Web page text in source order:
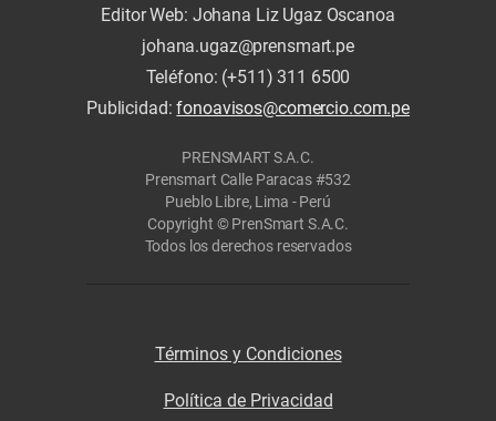
Editor Web: Johana Liz Ugaz Oscanoa
johana.ugaz@prensmart.pe
Teléfono: (+511) 311 6500
Publicidad:fonoavisos@comercio.com.pe
PRENSMART S.A.C.
Prensmart Calle Paracas #532
Pueblo Libre, Lima - Perú
Copyright © PrenSmart S.A.C.
Todos los derechos reservados
Términos y Condiciones
Política de Privacidad